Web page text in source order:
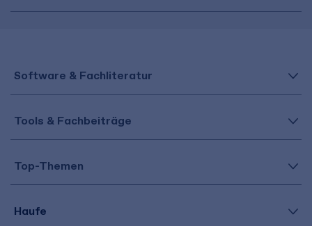
Software & Fachliteratur
Tools & Fachbeiträge
Top-Themen
Haufe